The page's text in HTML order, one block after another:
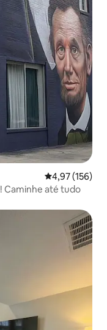
4,97 de uma
4,97 (156)
Caminhe até tudo